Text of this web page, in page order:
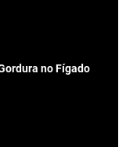
no Fígado